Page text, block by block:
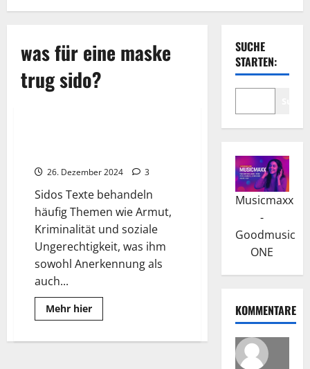
was für eine maske
trug sido?
26. Dezember 2024 3
Sidos Texte behandeln
häufig Themen wie Armut,
Kriminalität und soziale
Ungerechtigkeit, was ihm
sowohl Anerkennung als
auch...
Mehr hierRead
more
Das
SUCHE
STARTEN:
Musicmaxx
-
Goodmusic
ONE
KOMMENTARE